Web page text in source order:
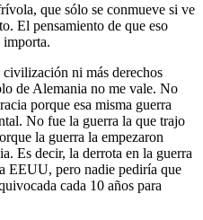
que sólo se conmueve si ve
El pensamiento de que eso
ni más derechos
de Alemania no me vale. No
porque esa misma guerra
No fue la guerra la que trajo
la guerra la empezaron
Es decir, la derrota en la guerra
EEUU, pero nadie pediría que
cada 10 años para